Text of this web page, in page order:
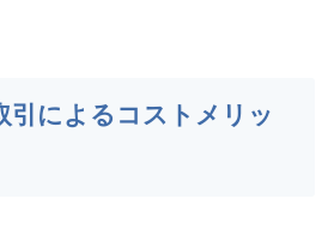
引によるコストメリッ